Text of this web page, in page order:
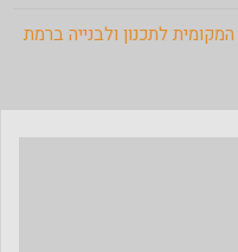
לתכנון ולבנייה ברמת